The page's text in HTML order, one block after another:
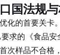
国法规
优化的首要关卡
求的《食品
次样品不合格